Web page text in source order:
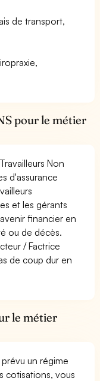
de transport,
pour le métier
Non
d'assurance
et les gérants
financier en
ou de décès.
/ Factrice
de coup dur en
le métier
un régime
cotisations, vous